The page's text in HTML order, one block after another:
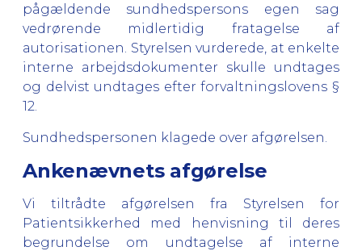
pågældende sundhedspersons egen sag
vedrørende midlertidig fratagelse af
autorisationen. Styrelsen vurderede, at enkelte
interne arbejdsdokumenter skulle undtages
og delvist undtages efter forvaltningslovens §
12.
Sundhedspersonen klagede over afgørelsen.
Ankenævnets afgørelse
Vi tiltrådte afgørelsen fra Styrelsen for
Patientsikkerhed med henvisning til deres
begrundelse om undtagelse af interne